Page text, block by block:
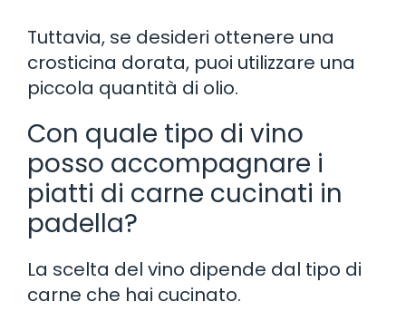
Tuttavia, se desideri ottenere una
crosticina dorata, puoi utilizzare una
piccola quantità di olio.
Con quale tipo di vino
posso accompagnare i
piatti di carne cucinati in
padella?
La scelta del vino dipende dal tipo di
carne che hai cucinato.